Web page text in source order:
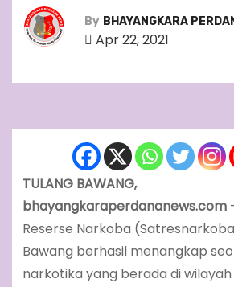
By BHAYANGKARA
Apr 22, 2021
TULANG BAWANG,
bhayangkaraperdananews.com
Reserse Narkoba
Bawang berhasil menangkap
narkotika yang berada di wilayah